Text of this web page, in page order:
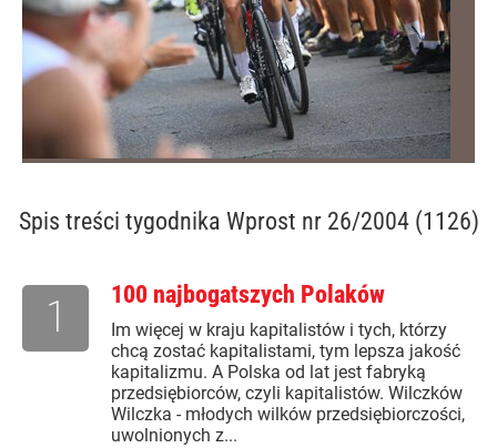
Spis treści tygodnika Wprost nr 26/2004 (1126)
100 najbogatszych Polaków
Im więcej w kraju kapitalistów i tych, którzy
chcą zostać kapitalistami, tym lepsza jakość
kapitalizmu. A Polska od lat jest fabryką
przedsiębiorców, czyli kapitalistów. Wilczków
Wilczka - młodych wilków przedsiębiorczości,
uwolnionych z...
1